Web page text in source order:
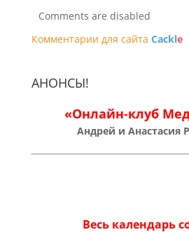
Comments are disabled
Комментарии для сайта Cackle
АНОНСЫ!
«Онлайн-клуб
Андрей и Анастасия
Весь календарь